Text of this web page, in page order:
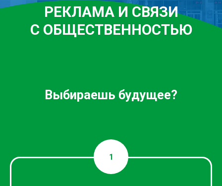
Выбираешь будущее?